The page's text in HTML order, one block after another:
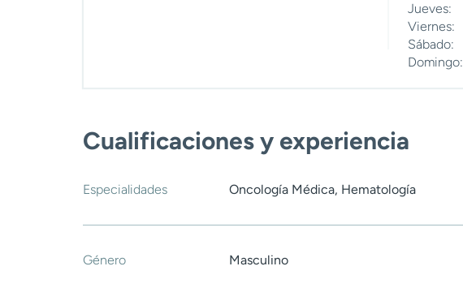
Jueves:
Viernes:
Sábado:
Domingo:
Cualificaciones y experiencia
Especialidades Oncología Médica, Hematología
Género Masculino